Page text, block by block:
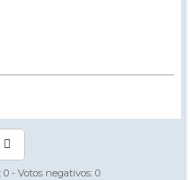
0 - Votos negativos: 0